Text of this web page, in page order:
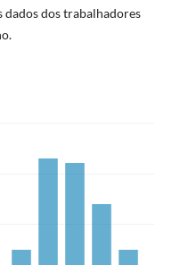
dos trabalhadores